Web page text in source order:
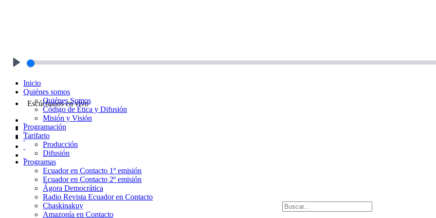
Escúchanos en vivo
Inicio
Quiénes somos
Quiénes Somos
Código de Ética y Difusión
Misión y Visión
Programación
Tarifario
Producción
Difusión
Programas
Ecuador en Contacto 1º emisión
Ecuador en Contacto 2º emisión
Ágora Democrática
Radio Revista Ecuador en Contacto
Chaskinakuy
Amazonía en Contacto